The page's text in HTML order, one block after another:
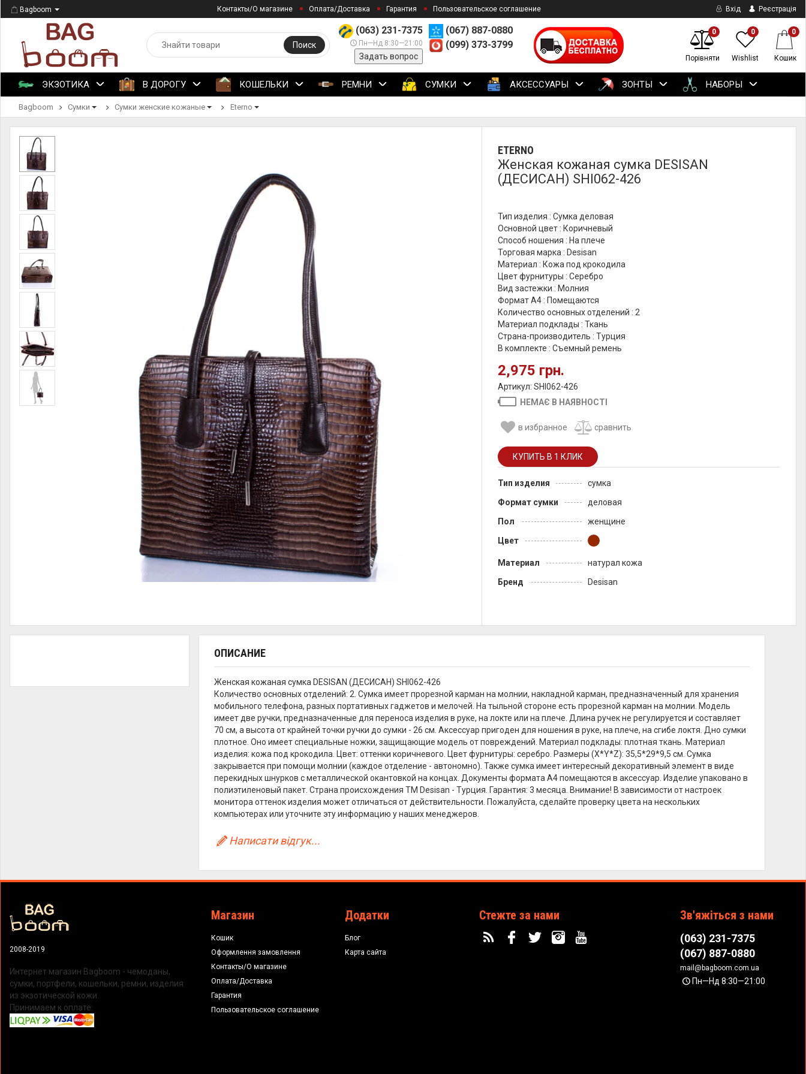
Bagboom Контакты/О магазине Оплата/Доставка Гарантия Пользовательское соглашение Вхід Реєстрація
(063) 231-7375
Пн—Нд 8:30—21:00
Задать вопрос
(067) 887-0880
(099) 373-3799
Поиск
0
Порівняти
0
Wishlist
0
Кошик
ЭКЗОТИКА В ДОРОГУ КОШЕЛЬКИ РЕМНИ СУМКИ АКСЕССУАРЫ ЗОНТЫ НАБОРЫ
Bagboom Сумки Сумки женские кожаные Eterno
ETERNO
Женская кожаная сумка DESISAN
(ДЕСИСАН) SHI062-426
Тип изделия : Сумка деловая
Основной цвет : Коричневый
Способ ношения : На плече
Торговая марка : Desisan
Материал : Кожа под крокодила
Цвет фурнитуры : Серебро
Вид застежки : Молния
Формат А4 : Помещаются
Количество основных отделений : 2
Материал подклады : Ткань
Страна-производитель : Турция
В комплекте : Съемный ремень
2,975 грн.
Артикул: SHI062-426
НЕМАЄ В НАЯВНОСТІ
в избранное сравнить
Тип изделия
сумка
Формат сумки
деловая
Пол
женщине
Цвет
Материал
натурал кожа
Бренд
Desisan
ОПИСАНИЕ
Женская кожаная сумка DESISAN (ДЕСИСАН) SHI062-426
Количество основных отделений: 2. Сумка имеет прорезной карман на молнии, накладной карман, предназначенный для хранения
мобильного телефона, разных портативных гаджетов и мелочей. На тыльной стороне есть прорезной карман на молнии. Модель
имеет две ручки, предназначенные для переноса изделия в руке, на локте или на плече. Длина ручек не регулируется и составляет
70 см, а высота от крайней точки ручки до сумки - 26 см. Аксессуар пригоден для ношения в руке, на плече, на сгибе локтя. Дно сумки
плотное. Оно имеет специальные ножки, защищающие модель от повреждений. Материал подклады: плотная ткань. Материал
изделия: кожа под крокодила. Цвет: оттенки коричневого. Цвет фурнитуры: серебро. Размеры (X*Y*Z): 35,5*29*9,5 см. Сумка
закрывается при помощи молнии (каждое отделение - автономно). Также сумка имеет интересный декоративный элемент в виде
перекидных шнурков с металлической окантовкой на концах. Документы формата А4 помещаются в аксессуар. Изделие упаковано в
полиэтиленовый пакет. Страна происхождения ТМ Desisan - Турция. Гарантия: 3 месяца. Внимание! В зависимости от настроек
монитора оттенок изделия может отличаться от действительности. Пожалуйста, сделайте проверку цвета на нескольких
компьютерах или уточните эту информацию у наших менеджеров.
Написати відгук...
2008-2019
Интернет магазин Bagboom - чемоданы,
сумки, портфели, кошельки, ремни, изделия
из экзотической кожи.
Принимаем к оплате:
Магазин
Кошик
Оформлення замовлення
Контакты/О магазине
Оплата/Доставка
Гарантия
Пользовательское соглашение
Додатки
Блог
Карта сайта
Стежте за нами Зв'яжіться з нами
(063) 231-7375
(067) 887-0880
mail@bagboom.com.ua
Пн—Нд 8:30—21:00